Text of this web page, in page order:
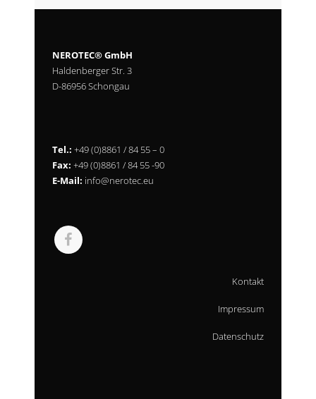
NEROTEC® GmbH
Haldenberger Str. 3
D-86956 Schongau
Tel.: +49 (0)8861 / 84 55 – 0
Fax: +49 (0)8861 / 84 55 -90
E-Mail: info@nerotec.eu
Kontakt
Impressum
Datenschutz